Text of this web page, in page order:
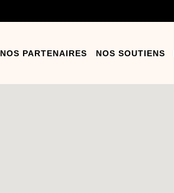
NOS PARTENAIRES NOS SOUTIENS